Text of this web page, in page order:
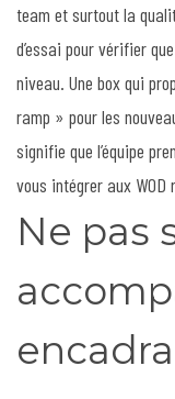
team et surtout la
d’essai pour vérifier
niveau. Une box qui
ramp » pour les
signifie que l’équipe
vous intégrer aux WOD
Ne pas